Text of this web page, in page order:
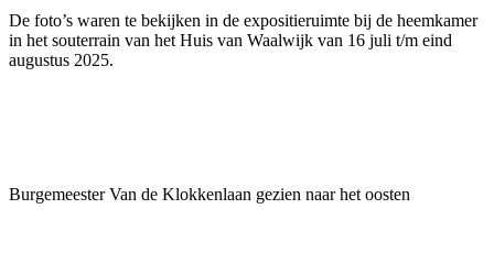
De foto’s waren te bekijken in de expositieruimte bij de heemkamer
in het souterrain van het Huis van Waalwijk van 16 juli t/m eind
augustus 2025.
Burgemeester Van de Klokkenlaan gezien naar het oosten